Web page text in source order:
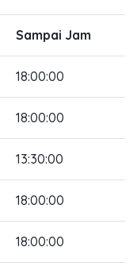
Sampai Jam
18:00:00
18:00:00
13:30:00
18:00:00
18:00:00